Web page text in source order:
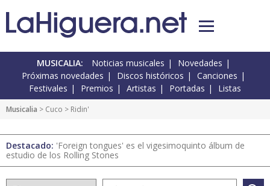
MUSICALIA: Noticias musicales
Novedades
Próximas novedades
Discos históricos
Canciones
Festivales
Premios Artistas Portadas Listas
Musicalia > Cuco > Ridin'
Destacado: 'Foreign tongues' es el vigesimoquinto álbum de
estudio de los Rolling Stones